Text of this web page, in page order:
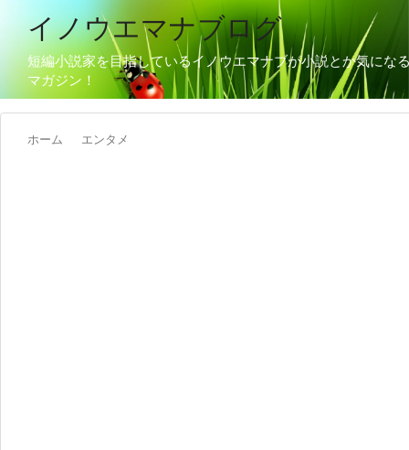
イノウエマナブログ
短編小説家を目指しているイノウエマナブが小説とか気にな
マガジン！
ホーム エンタメ